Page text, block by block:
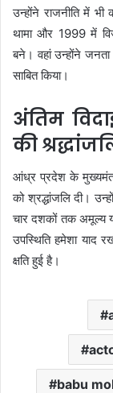
उन्होंने राजनीति में
थामा और 1999 में
बने। वहां उन्होंने
साबित किया।
अंतिम
की
आंध्र प्रदेश के
को श्रद्धांजलि दी।
चार दशकों तक अमूल्य
उपस्थिति हमेशा याद
क्षति हुई है।
babu